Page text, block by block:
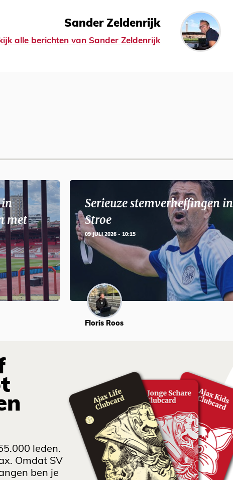
Sander Zeldenrijk
alle berichten van Sander Zeldenrijk
in
met
Serieuze stemverheffingen in
Stroe
09 JULI 2026 - 10:15
Floris Roos
leden.
Omdat SV
ben je